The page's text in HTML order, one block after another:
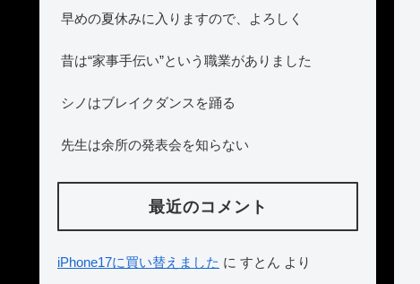
早めの夏休みに入りますので、よろしく
昔は“家事手伝い”という職業がありました
シノはブレイクダンスを踊る
先生は余所の発表会を知らない
最近のコメント
iPhone17に買い替えました に すとん より